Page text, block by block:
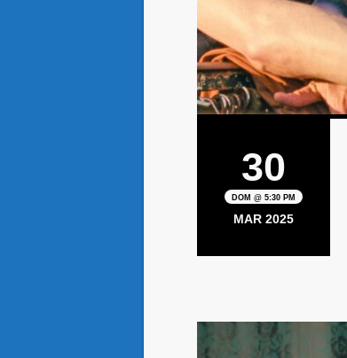
30
DOM @ 5:30 PM
MAR 2025